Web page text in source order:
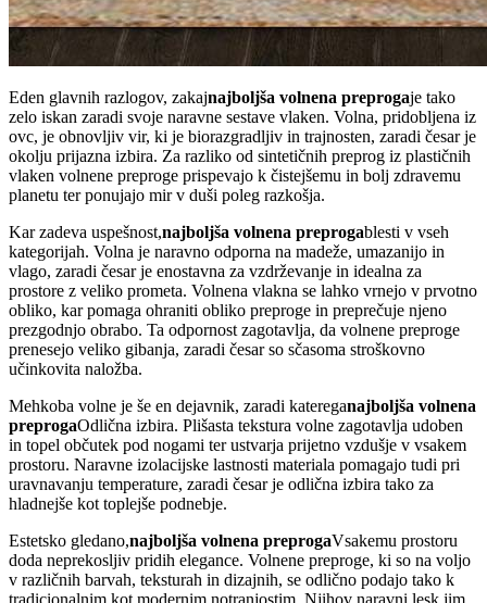
Eden glavnih razlogov, zakajnajboljša volnena preprogaje tako
zelo iskan zaradi svoje naravne sestave vlaken. Volna, pridobljena iz
ovc, je obnovljiv vir, ki je biorazgradljiv in trajnosten, zaradi česar je
okolju prijazna izbira. Za razliko od sintetičnih preprog iz plastičnih
vlaken volnene preproge prispevajo k čistejšemu in bolj zdravemu
planetu ter ponujajo mir v duši poleg razkošja.
Kar zadeva uspešnost,najboljša volnena preprogablesti v vseh
kategorijah. Volna je naravno odporna na madeže, umazanijo in
vlago, zaradi česar je enostavna za vzdrževanje in idealna za
prostore z veliko prometa. Volnena vlakna se lahko vrnejo v prvotno
obliko, kar pomaga ohraniti obliko preproge in preprečuje njeno
prezgodnjo obrabo. Ta odpornost zagotavlja, da volnene preproge
prenesejo veliko gibanja, zaradi česar so sčasoma stroškovno
učinkovita naložba.
Mehkoba volne je še en dejavnik, zaradi katereganajboljša volnena
preprogaOdlična izbira. Plišasta tekstura volne zagotavlja udoben
in topel občutek pod nogami ter ustvarja prijetno vzdušje v vsakem
prostoru. Naravne izolacijske lastnosti materiala pomagajo tudi pri
uravnavanju temperature, zaradi česar je odlična izbira tako za
hladnejše kot toplejše podnebje.
Estetsko gledano,najboljša volnena preprogaVsakemu prostoru
doda neprekosljiv pridih elegance. Volnene preproge, ki so na voljo
v različnih barvah, teksturah in dizajnih, se odlično podajo tako k
tradicionalnim kot modernim notranjostim. Njihov naravni lesk jim